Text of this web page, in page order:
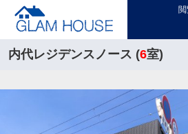
内代レジデンスノース (6室)